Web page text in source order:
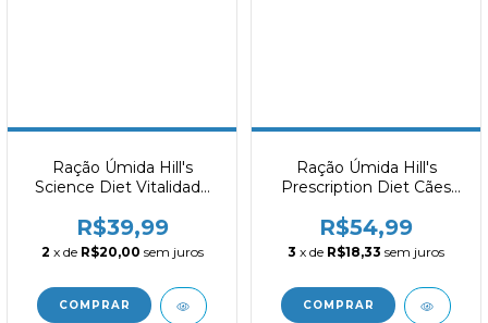
Ração Úmida Hill's
Science Diet Vitalidade
Sabor Frango e vegetais
354g
R$39,99
2 x de R$20,00 sem juros
Ração Úmida Hill's
Prescription Diet Cães
Oncológico 354g
R$54,99
3 x de R$18,33 sem juros